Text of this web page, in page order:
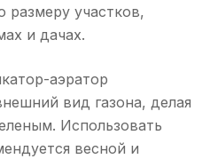
размеру участков,
и дачах.
аэратор
вид газона, делая
Использовать
весной и